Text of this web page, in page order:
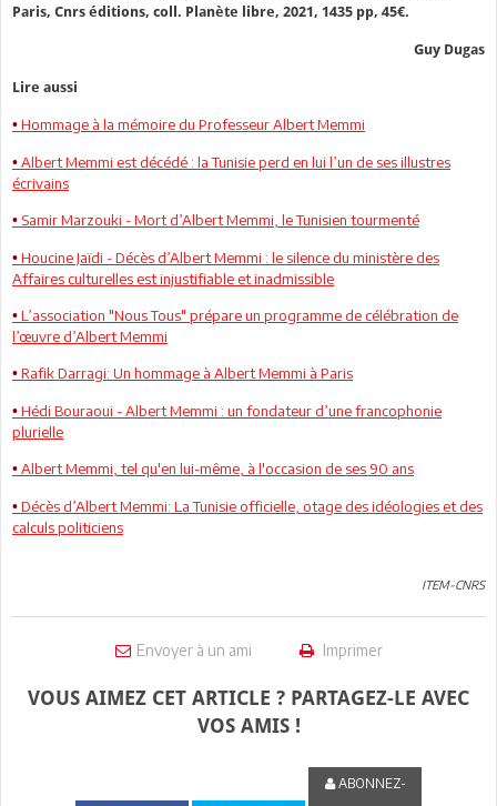
Paris, Cnrs éditions, coll. Planète libre, 2021, 1435 pp, 45€.
Guy Dugas
Lire aussi
• Hommage à la mémoire du Professeur Albert Memmi
• Albert Memmi est décédé : la Tunisie perd en lui l’un de ses illustres
écrivains
• Samir Marzouki - Mort d’Albert Memmi, le Tunisien tourmenté
• Houcine Jaïdi - Décès d’Albert Memmi : le silence du ministère des
Affaires culturelles est injustifiable et inadmissible
• L’association "Nous Tous" prépare un programme de célébration de
l’œuvre d’Albert Memmi
• Rafik Darragi: Un hommage à Albert Memmi à Paris
• Hédi Bouraoui - Albert Memmi : un fondateur d’une francophonie
plurielle
• Albert Memmi, tel qu'en lui-même, à l'occasion de ses 90 ans
• Décès d’Albert Memmi: La Tunisie officielle, otage des idéologies et des
calculs politiciens
ITEM-CNRS
Envoyer à un ami Imprimer
VOUS AIMEZ CET ARTICLE ? PARTAGEZ-LE AVEC
VOS AMIS !
ABONNEZ-